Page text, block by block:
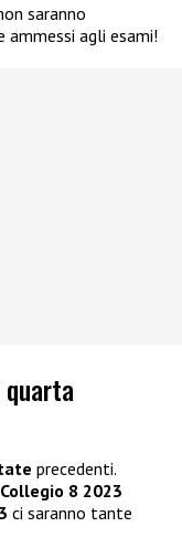
saranno
ammessi agli esami!
precedenti.
8 2023
ci saranno tante